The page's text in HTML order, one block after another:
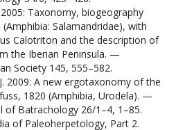
Taxonomy, biogeography
Salamandridae), with
Calotriton and the description of
the Iberian Peninsula. —
Society 145, 555–582.
2009: A new ergotaxonomy of the
1820 (Amphibia, Urodela). —
of Batrachology 26/1–4, 1–85.
of Paleoherpetology, Part 2.